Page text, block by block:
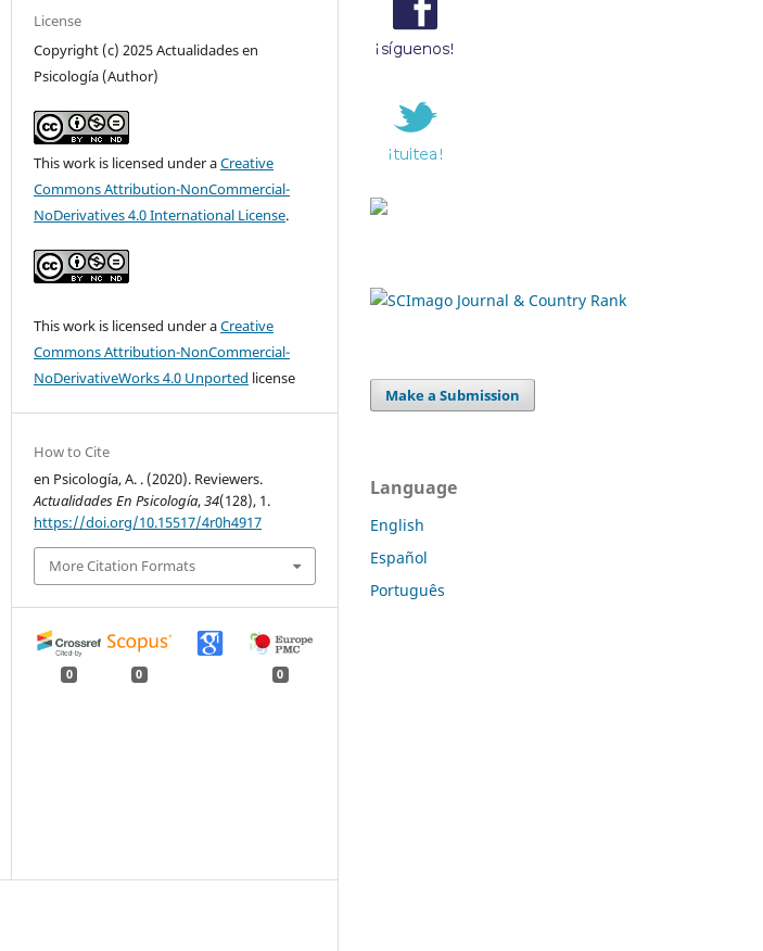
License
Copyright (c) 2025 Actualidades en
Psicología (Author)
This work is licensed under aCreative
Commons Attribution-NonCommercial-
NoDerivatives 4.0 International License.
This work is licensed under aCreative
Commons Attribution-NonCommercial-
NoDerivativeWorks 4.0 Unported license
How to Cite
en Psicología, A. . (2020). Reviewers.
Actualidades En Psicología,34(128), 1.
https://doi.org/10.15517/4r0h4917
More Citation Formats
0 0 0
Make a Submission
Language
English
Español
Português